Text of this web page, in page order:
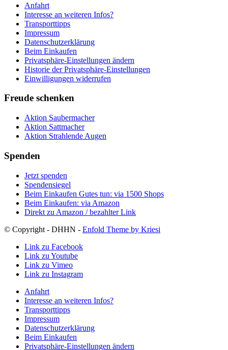
Anfahrt
Interesse an weiteren Infos?
Transporttipps
Impressum
Datenschutzerklärung
Beim Einkaufen
Privatsphäre-Einstellungen ändern
Historie der Privatsphäre-Einstellungen
Einwilligungen widerrufen
Freude schenken
Aktion Saubermacher
Aktion Sattmacher
Aktion Strahlende Augen
Spenden
Jetzt spenden
Spendensiegel
Beim Einkaufen Gutes tun: via 1500 Shops
Beim Einkaufen: via Amazon
Direkt zu Amazon / bezahlter Link
© Copyright - DHHN - Enfold Theme by Kriesi
Link zu Facebook
Link zu Youtube
Link zu Vimeo
Link zu Instagram
Anfahrt
Interesse an weiteren Infos?
Transporttipps
Impressum
Datenschutzerklärung
Beim Einkaufen
Privatsphäre-Einstellungen ändern